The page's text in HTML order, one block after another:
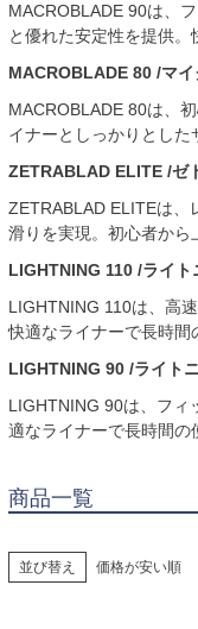
MACROBLADE 90は、
と優れた安定性を提供。
MACROBLADE 80 /マ
MACROBLADE 80は、
イナーとしっかりとした
ZETRABLAD ELITE /ゼ
ZETRABLAD ELITEは、
滑りを実現。初心者から
LIGHTNING 110 /ライト
LIGHTNING 110は、高
快適なライナーで長時間
LIGHTNING 90 /ライト
LIGHTNING 90は、フィ
適なライナーで長時間の
商品一覧
並び替え 価格が安い順